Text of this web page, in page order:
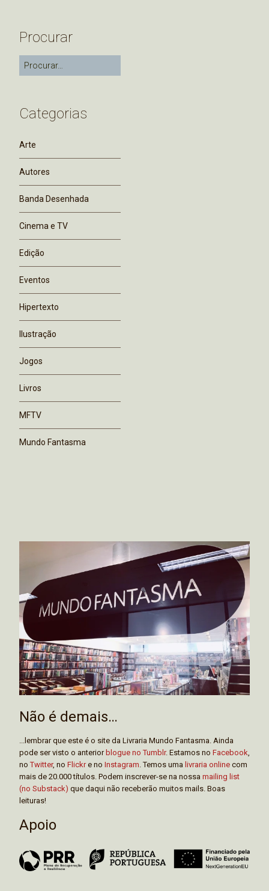
Procurar
Categorias
Arte
Autores
Banda Desenhada
Cinema e TV
Edição
Eventos
Hipertexto
Ilustração
Jogos
Livros
MFTV
Mundo Fantasma
Não é demais…
...lembrar que este é o site da Livraria Mundo Fantasma. Ainda
pode ser visto o anteriorblogue no Tumblr. Estamos no Facebook
noTwitter, no Flickre no Instagram . Temos uma livraria online com
mais de 20.000 títulos. Podem inscrever-se na nossa mailing list
(no Substack) que daqui não receberão muitos mails. Boas
leituras!
Apoio